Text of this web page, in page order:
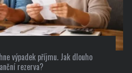
výpadek příjmu. Jak dlouho
rezerva?